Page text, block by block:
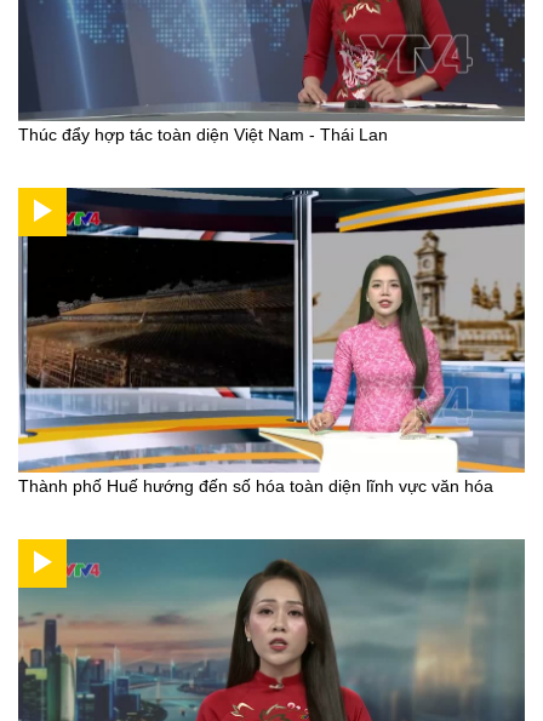
Thúc đẩy hợp tác toàn diện Việt Nam - Thái Lan
Thành phố Huế hướng đến số hóa toàn diện lĩnh vực văn hóa